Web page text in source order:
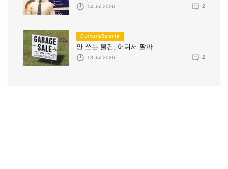
14 Jul 2026 2
CultureSports
안 쓰는 물건, 어디서 팔까
13 Jul 2026 2